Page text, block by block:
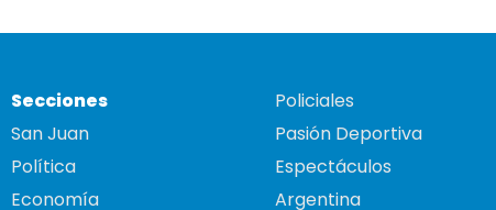
Secciones
San Juan
Política
Economía
Policiales
Pasión Deportiva
Espectáculos
Argentina